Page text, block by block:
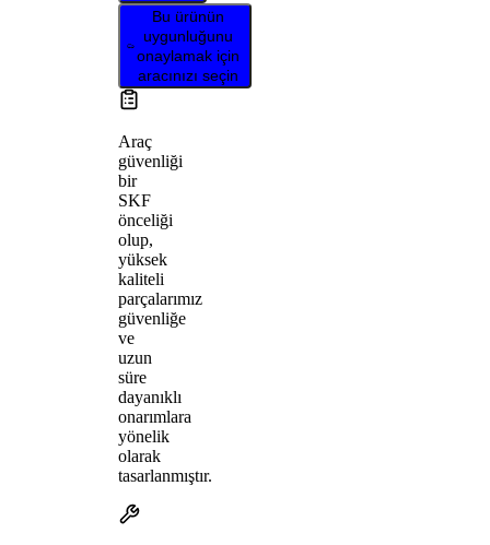
Bu ürünün
uygunluğunu
onaylamak için
aracınızı seçin
Araç
güvenliği
bir
SKF
önceliği
olup,
yüksek
kaliteli
parçalarımız
güvenliğe
ve
uzun
süre
dayanıklı
onarımlara
yönelik
olarak
tasarlanmıştır.